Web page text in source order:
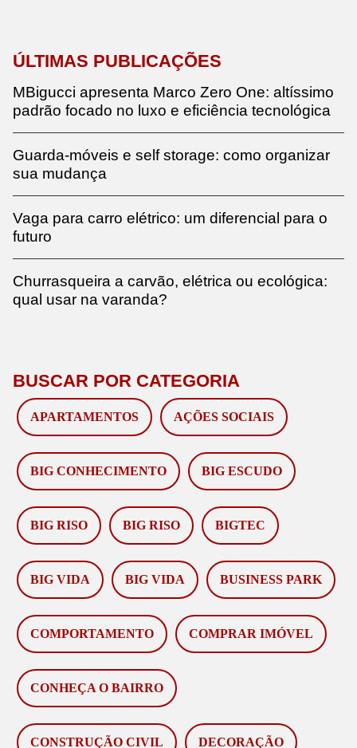
ÚLTIMAS PUBLICAÇÕES
MBigucci apresenta Marco Zero One: altíssimo
padrão focado no luxo e eficiência tecnológica
Guarda-móveis e self storage: como organizar
sua mudança
Vaga para carro elétrico: um diferencial para o
futuro
Churrasqueira a carvão, elétrica ou ecológica:
qual usar na varanda?
BUSCAR POR CATEGORIA
APARTAMENTOS AÇÕES SOCIAIS
BIG CONHECIMENTO BIG ESCUDO
BIG RISO BIG RISO BIGTEC
BIG VIDA BIG VIDA BUSINESS PARK
COMPORTAMENTO COMPRAR IMÓVEL
CONHEÇA O BAIRRO
CONSTRUÇÃO CIVIL DECORAÇÃO